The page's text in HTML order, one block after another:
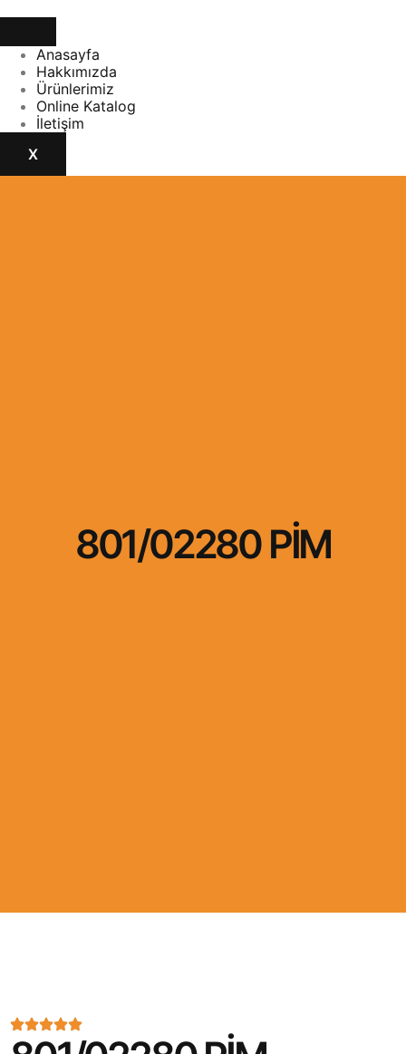
Anasayfa
Hakkımızda
Ürünlerimiz
Online Katalog
İletişim
X
801/02280 PİM